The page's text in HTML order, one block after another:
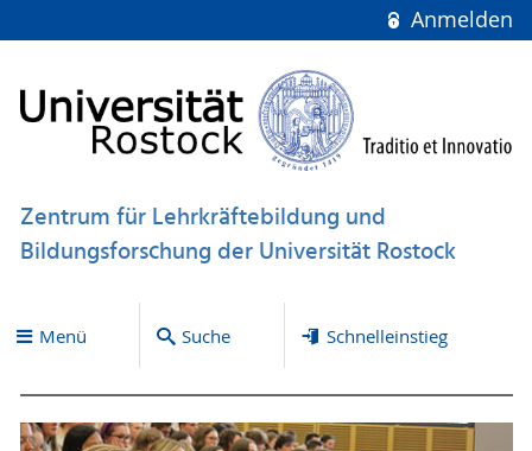
Anmelden
Zentrum für Lehrkräftebildung und
Bildungsforschung der Universität Rostock
Menü Suche Schnelleinstieg